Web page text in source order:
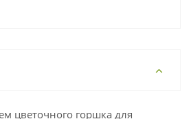
цветочного горшка для